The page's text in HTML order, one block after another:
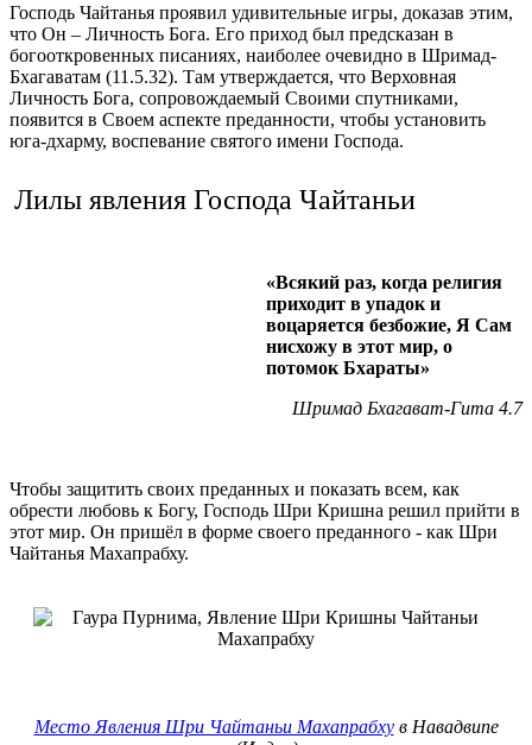
Господь Чайтанья проявил удивительные игры, доказав этим,
что Он – Личность Бога. Его приход был предсказан в
богооткровенных писаниях, наиболее очевидно в Шримад-
Бхагаватам (11.5.32). Там утверждается, что Верховная
Личность Бога, сопровождаемый Своими спутниками,
появится в Своем аспекте преданности, чтобы установить
юга-дхарму, воспевание святого имени Господа.
Лилы явления Господа Чайтаньи
«Всякий раз, когда религия
приходит в упадок и
воцаряется безбожие, Я Сам
нисхожу в этот мир, о
потомок Бхараты»
Шримад Бхагават-Гита 4.7
Чтобы защитить своих преданных и показать всем, как
обрести любовь к Богу, Господь Шри Кришна решил прийти в
этот мир. Он пришёл в форме своего преданного - как Шри
Чайтанья Махапрабху.
Место Явления Шри Чайтаньи Махапрабхув Навадвипе